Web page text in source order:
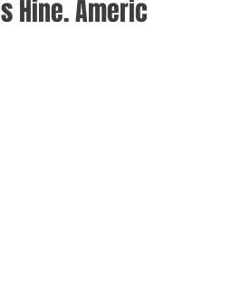
Hine. Americ